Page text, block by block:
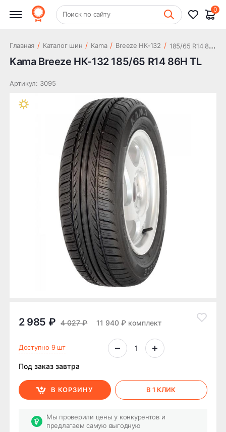
+7 (831) 261-35-35 Шиномонтаж
Поиск по сайту
0
Главная / Каталог шин / Kama / Breeze НК-132 / 1
85/65 R14 86H TL
Kama Breeze НК-132 185/65 R14 86H TL
Артикул: 3095
2 985 ₽ 4 027 ₽ 11 940 ₽ комплект
Доступно 9 шт
Под заказ завтра
В КОРЗИНУ В 1 КЛИК
Мы проверили цены у конкурентов и
предлагаем самую выгодную